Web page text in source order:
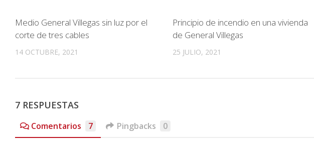
Medio General Villegas sin luz por el
corte de tres cables
14 OCTUBRE, 2021
Principio de incendio en una vivienda
de General Villegas
25 JULIO, 2021
7 RESPUESTAS
Comentarios 7 Pingbacks 0